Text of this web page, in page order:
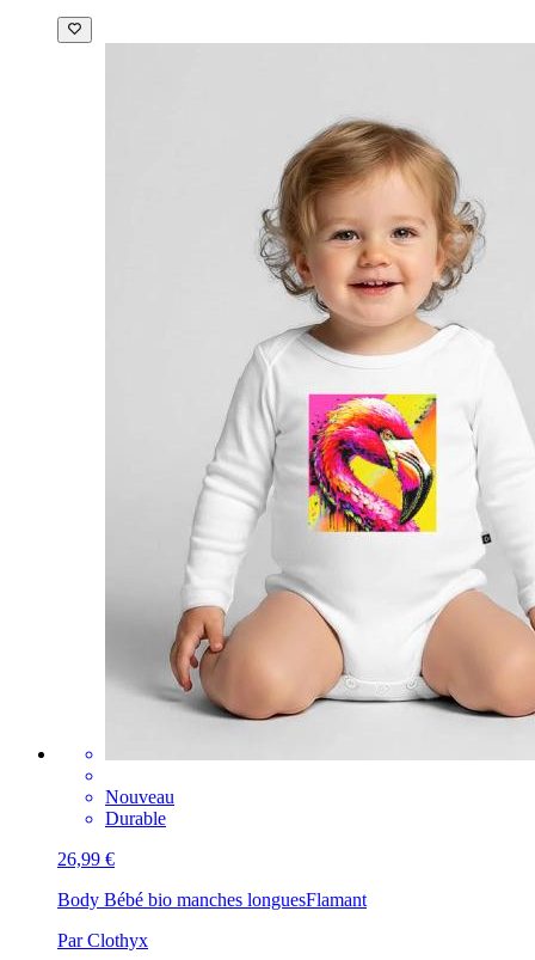
Nouveau
Durable
26,99 €
Body Bébé bio manches longuesFlamant
Par Clothyx